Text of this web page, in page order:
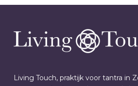
Living Touch, praktijk voor tantra in